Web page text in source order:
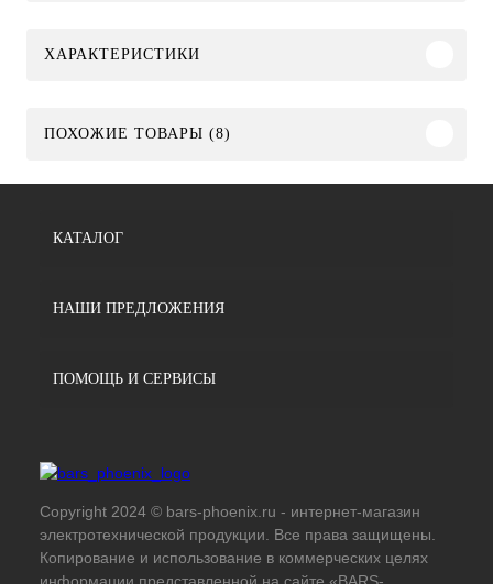
ХАРАКТЕРИСТИКИ
ПОХОЖИЕ ТОВАРЫ (8)
КАТАЛОГ
НАШИ ПРЕДЛОЖЕНИЯ
ПОМОЩЬ И СЕРВИСЫ
Copyright 2024 © bars-phoenix.ru - интернет-магазин
электротехнической продукции. Все права защищены.
Копирование и использование в коммерческих целях
информации представленной на сайте «BARS-